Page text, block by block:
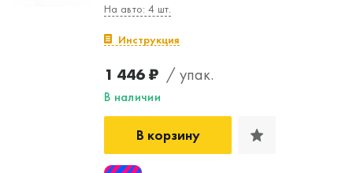
На авто: 4 шт.
Инструкция
1 446 ₽ / упак.
В наличии
В корзину